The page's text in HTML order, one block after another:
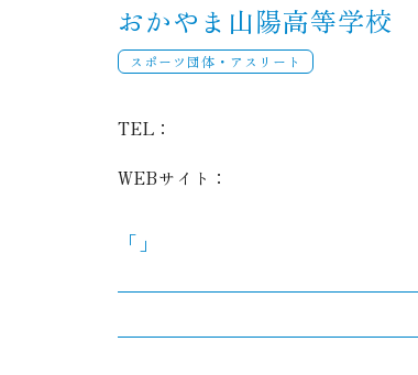
おかやま山陽高等学校
スポーツ団体・アスリート
TEL：
WEBサイト：
「」